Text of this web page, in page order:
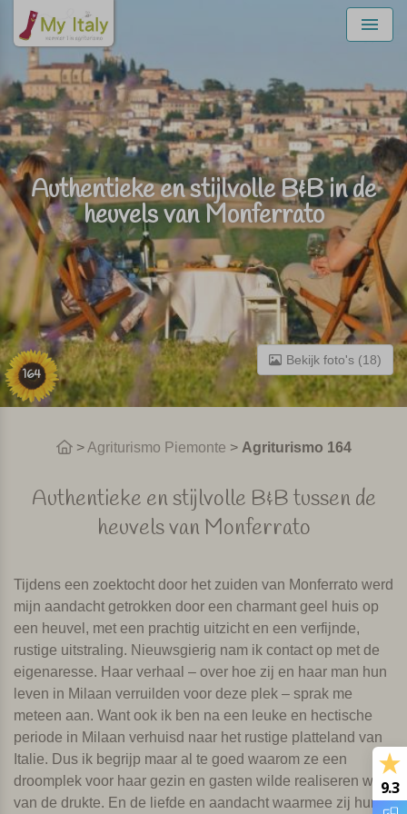
Menu
164
Bekijk foto's (18)
Authentieke en stijlvolle B&B in de
heuvels van Monferrato
>Agriturismo Piemonte > Agriturismo 164
Authentieke en stijlvolle B&B tussen de
heuvels van Monferrato
Tijdens een zoektocht door het zuiden van Monferrato werd
mijn aandacht getrokken door een charmant geel huis op
een heuvel, met een prachtig uitzicht en een verfijnde,
rustige uitstraling. Nieuwsgierig nam ik contact op met de
eigenaresse. Haar verhaal – over hoe zij en haar man hun
leven in Milaan verruilden voor deze plek – sprak me
meteen aan. Want ook ik ben na een leuke en hectische
periode in Milaan verhuisd naar het rustige platteland van
Italie. Dus ik begrijp maar al te goed waarom ze een
droomplek voor haar gezin en gasten wilde realiseren weg
van de drukte. En de liefde en aandacht waarmee zij hun
9.3